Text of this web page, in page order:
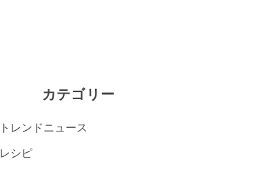
カテゴリー
トレンドニュース
レシピ